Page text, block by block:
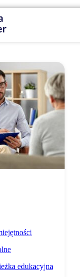
edukacyjna